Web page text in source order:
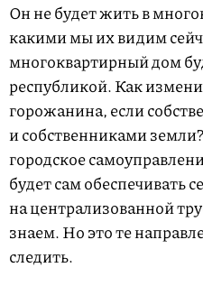
Он не будет жить в
какими мы их видим
многоквартирный дом
республикой. Как
горожанина, если
и собственниками
городское
будет сам обеспечивать
на централизованной
знаем. Но это те
следить.